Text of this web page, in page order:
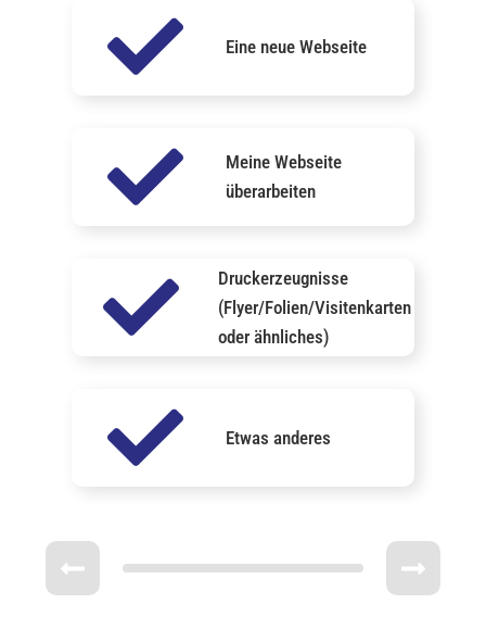
Eine neue Webseite
Meine Webseite
überarbeiten
Druckerzeugnisse
(Flyer/Folien/Visitenkarten
oder ähnliches)
Etwas anderes